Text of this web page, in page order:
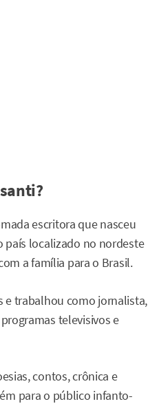
escritora que nasceu
país localizado no nordeste
a família para o Brasil.
e trabalhou como jornalista,
televisivos e
contos, crônica e
para o público infanto-